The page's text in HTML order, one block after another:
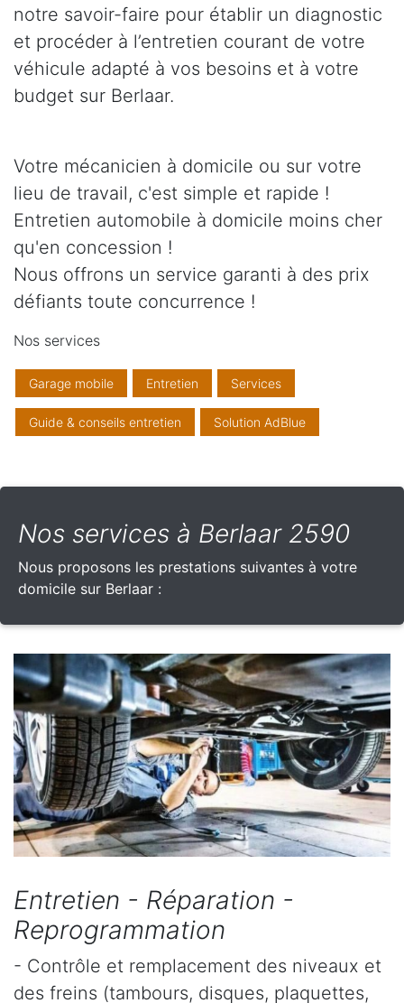
notre savoir-faire pour établir un diagnostic
et procéder à l’entretien courant de votre
véhicule adapté à vos besoins et à votre
budget sur Berlaar.
Votre mécanicien à domicile ou sur votre
lieu de travail, c'est simple et rapide !
Entretien automobile à domicile moins cher
qu'en concession !
Nous offrons un service garanti à des prix
défiants toute concurrence !
Nos services
Garage mobile Entretien Services
Guide & conseils entretien Solution AdBlue
Nos services à Berlaar 2590
Nous proposons les prestations suivantes à votre
domicile sur Berlaar :
Entretien - Réparation -
Reprogrammation
- Contrôle et remplacement des niveaux et
des freins (tambours, disques, plaquettes,